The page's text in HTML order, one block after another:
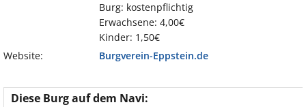
Burg: kostenpflichtig
Erwachsene: 4,00€
Kinder: 1,50€
Website:
Burgverein-Eppstein.de
Diese Burg auf dem Navi: